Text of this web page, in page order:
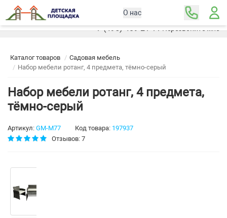
О нас
Москва
+7 (495) 489-21-11Перезвоните мне
Каталог товаров
Садовая мебель
Набор мебели ротанг, 4 предмета, тёмно-серый
Набор мебели ротанг, 4 предмета,
тёмно-серый
Артикул: GM-M77 Код товара: 197937
Отзывов: 7